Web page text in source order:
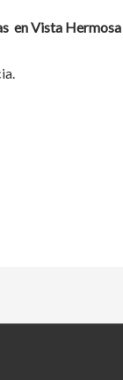
en Vista Hermosa